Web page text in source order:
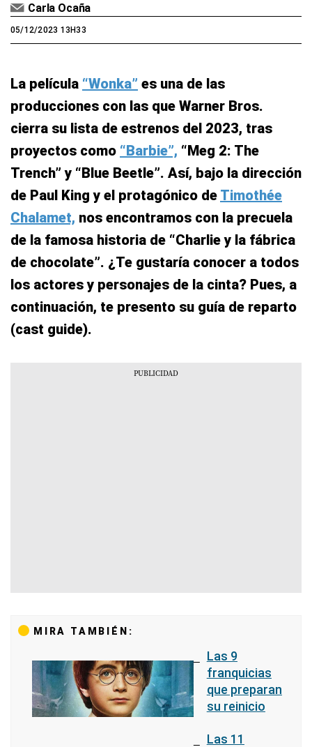
Carla Ocaña
05/12/2023 13H33
La película “Wonka” es una de las
producciones con las que Warner Bros.
cierra su lista de estrenos del 2023, tras
proyectos como “Barbie”, “Meg 2: The
Trench” y “Blue Beetle”. Así, bajo la dirección
de Paul King y el protagónico de Timothée
Chalamet, nos encontramos con la precuela
de la famosa historia de “Charlie y la fábrica
de chocolate”. ¿Te gustaría conocer a todos
los actores y personajes de la cinta? Pues, a
continuación, te presento su guía de reparto
(cast guide).
MIRA TAMBIÉN:
Las 9
franquicias
que preparan
su reinicio
Las 11